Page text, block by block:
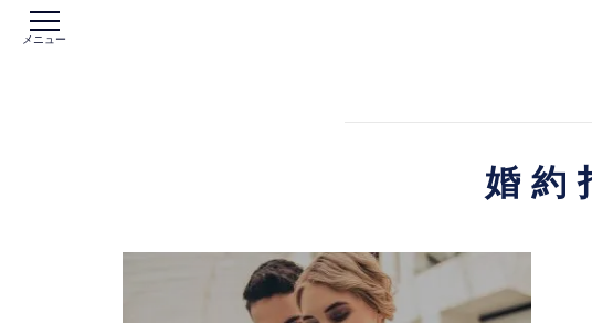
メニュー
婚約